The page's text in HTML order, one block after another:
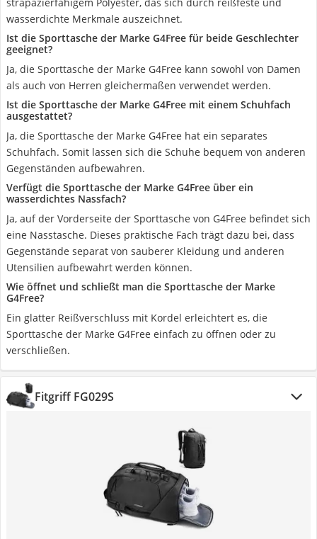
wasserdichte Merkmale auszeichnet.
Ist die Sporttasche der Marke G4Free für beide Geschlechter
geeignet?
Ja, die Sporttasche der Marke G4Free kann sowohl von Damen
als auch von Herren gleichermaßen verwendet werden.
Ist die Sporttasche der Marke G4Free mit einem Schuhfach
ausgestattet?
Ja, die Sporttasche der Marke G4Free hat ein separates
Schuhfach. Somit lassen sich die Schuhe bequem von anderen
Gegenständen aufbewahren.
Verfügt die Sporttasche der Marke G4Free über ein
wasserdichtes Nassfach?
Ja, auf der Vorderseite der Sporttasche von G4Free befindet sich
eine Nasstasche. Dieses praktische Fach trägt dazu bei, dass
Gegenstände separat von sauberer Kleidung und anderen
Utensilien aufbewahrt werden können.
Wie öffnet und schließt man die Sporttasche der Marke
G4Free?
Ein glatter Reißverschluss mit Kordel erleichtert es, die
Sporttasche der Marke G4Free einfach zu öffnen oder zu
verschließen.
Fitgriff FG029S